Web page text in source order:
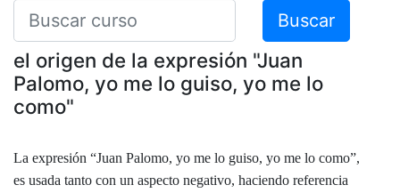
Buscar
el origen de la expresión "Juan
Palomo, yo me lo guiso, yo me lo
como"
La expresión “Juan Palomo, yo me lo guiso, yo me lo como”,
es usada tanto con un aspecto negativo, haciendo referencia